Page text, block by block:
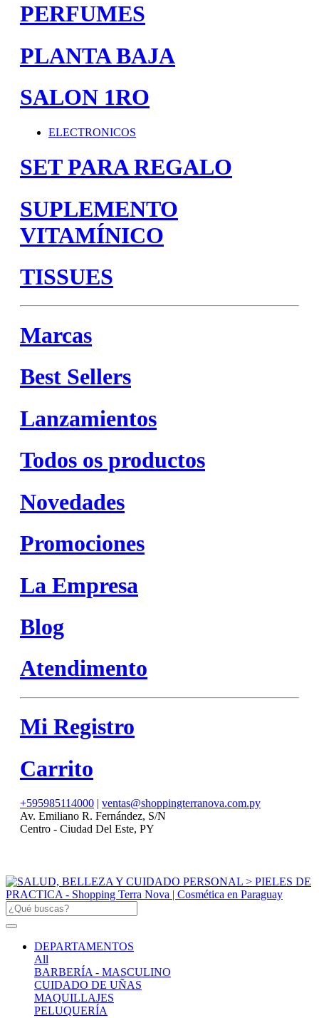
PERFUMES
PLANTA BAJA
SALON 1RO
ELECTRONICOS
SET PARA REGALO
SUPLEMENTO
VITAMÍNICO
TISSUES
Marcas
Best Sellers
Lanzamientos
Todos os productos
Novedades
Promociones
La Empresa
Blog
Atendimento
Mi Registro
Carrito
+595985114000 | ventas@shoppingterranova.com.py
Av. Emiliano R. Fernández, S/N
Centro - Ciudad Del Este, PY
DEPARTAMENTOS
All
BARBERÍA - MASCULINO
CUIDADO DE UÑAS
MAQUILLAJES
PELUQUERÍA